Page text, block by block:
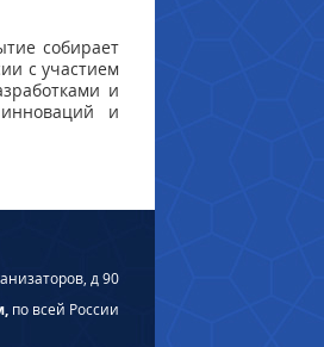
собирает
с участием
и
и
д 90
по всей России